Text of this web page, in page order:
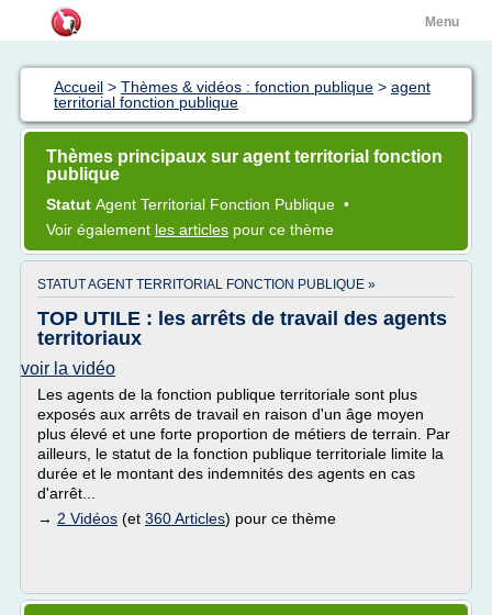
Menu
Accueil > Thèmes & vidéos : fonction publique > agent
territorial fonction publique
Thèmes principaux sur agent territorial fonction
publique
Statut Agent Territorial Fonction Publique •
Voir également les articles pour ce thème
STATUT AGENT TERRITORIAL FONCTION PUBLIQUE »
TOP UTILE : les arrêts de travail des agents
territoriaux
voir la vidéo
Les agents de la fonction publique territoriale sont plus
exposés aux arrêts de travail en raison d'un âge moyen
plus élevé et une forte proportion de métiers de terrain. Par
ailleurs, le statut de la fonction publique territoriale limite la
durée et le montant des indemnités des agents en cas
d'arrêt...
→ 2 Vidéos (et 360 Articles) pour ce thème